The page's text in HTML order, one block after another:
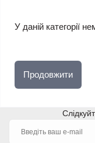
У даній категорії
Продовжити